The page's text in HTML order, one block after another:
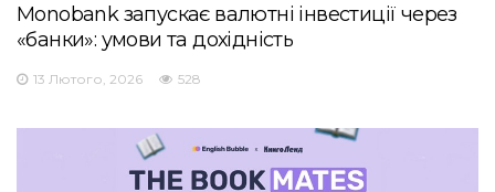
Monobank запускає валютні інвестиції через
«банки»: умови та дохідність
13 Лютого, 2026 528